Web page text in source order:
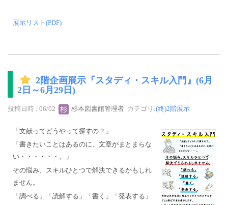
展示リスト(PDF)
2階企画展示『スタディ・スキル入門』(6月
2日～6月29日)
投稿日時 : 06/02 杉本図書館管理者 カテゴリ:(終)2階展示
「文献ってどうやって探すの？」
「書きたいことはあるのに、文章がまとまらな
い・・・・・・。」
その悩み、スキルひとつで解決できるかもしれ
ません。
「調べる」「読解する」「書く」「発表する」